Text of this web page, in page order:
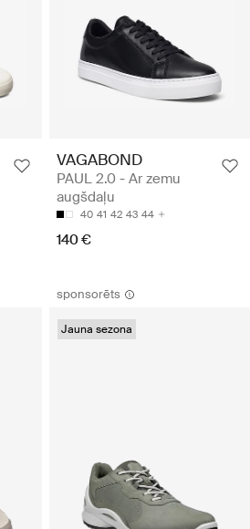
VAGABOND
PAUL 2.0 - Ar zemu
augšdaļu
40 41 42 43 44
140 €
sponsorēts
Jauna sezona